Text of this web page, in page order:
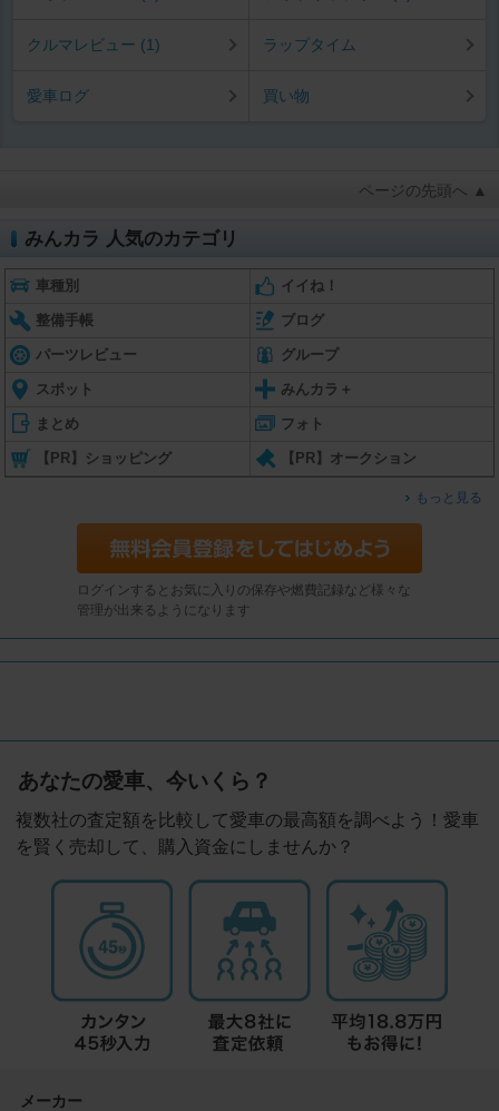
クルマレビュー (1) ラップタイム
愛車ログ 買い物
ページの先頭へ ▲
みんカラ 人気のカテゴリ
車種別 イイね！
整備手帳 ブログ
パーツレビュー グループ
スポット みんカラ＋
まとめ フォト
【PR】ショッピング 【PR】オークション
もっと見る
ログインするとお気に入りの保存や燃費記録など様々な
管理が出来るようになります
あなたの愛車、今いくら？
複数社の査定額を比較して愛車の最高額を調べよう！愛車
を賢く売却して、購入資金にしませんか？
メーカー